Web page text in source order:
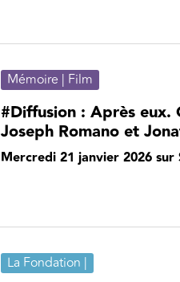
Mémoire | Film
#Diffusion : Après eux.
Joseph Romano et
Mercredi 21 janvier 2026 sur
La Fondation |